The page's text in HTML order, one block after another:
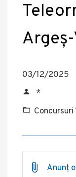
03/12/2025
*
Anunț